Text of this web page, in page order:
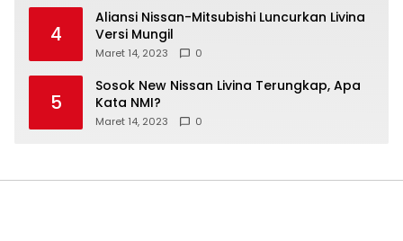
4
Aliansi Nissan-Mitsubishi Luncurkan Livina
Versi Mungil
Maret 14, 2023 0
5
Sosok New Nissan Livina Terungkap, Apa
Kata NMI?
Maret 14, 2023 0